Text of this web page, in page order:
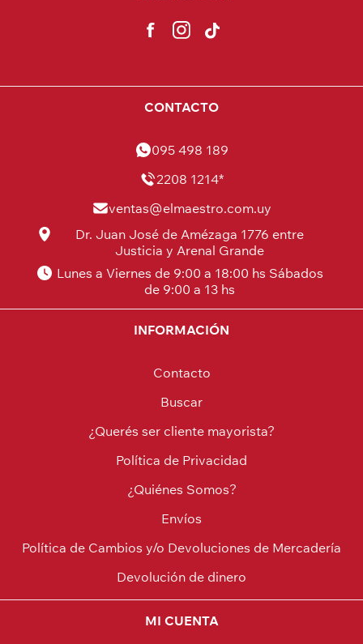
CONTACTO
095 498 189
2208 1214*
ventas@elmaestro.com.uy
Dr. Juan José de Amézaga 1776 entre
Justicia y Arenal Grande
Lunes a Viernes de 9:00 a 18:00 hs Sábados
de 9:00 a 13 hs
INFORMACIÓN
Contacto
Buscar
¿Querés ser cliente mayorista?
Política de Privacidad
¿Quiénes Somos?
Envíos
Política de Cambios y/o Devoluciones de Mercadería
Devolución de dinero
MI CUENTA